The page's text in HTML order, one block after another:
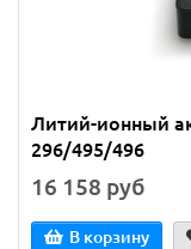
Литий-ионный
296/495/496
16 158 руб
В корзину